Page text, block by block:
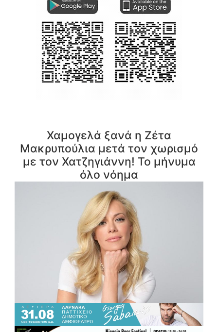
Χαμογελά ξανά η Ζέτα
Μακρυπούλια μετά τον χωρισμό
με τον Χατζηγιάννη! Το μήνυμα
όλο νόημα